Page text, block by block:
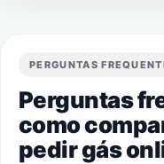
PERGUNTAS
Perguntas
como
pedir gás